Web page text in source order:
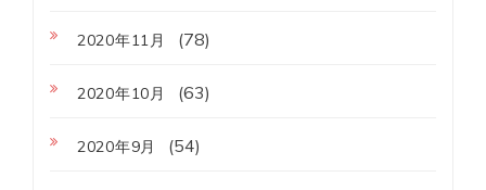
2020年11月 (78)
2020年10月 (63)
2020年9月 (54)